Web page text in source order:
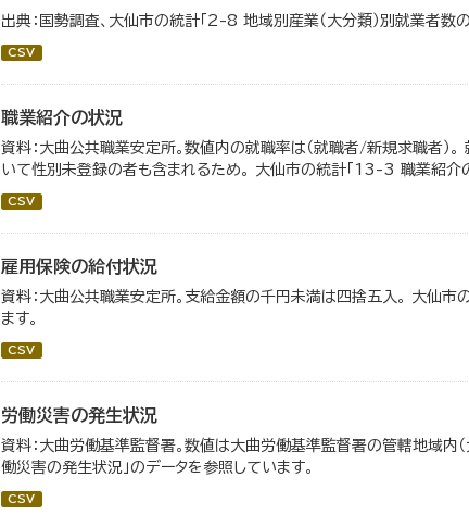
出典：国勢調査、大仙市の統計「2-8 地域別産業（大分類）別就業者数の
CSV
職業紹介の状況
資料：大曲公共職業安定所。数値内の就職率は（就職者/新規求職者）
いて性別未登録の者も含まれるため。 大仙市の統計「13-3 職業紹介の
CSV
雇用保険の給付状況
資料：大曲公共職業安定所。支給金額の千円未満は四捨五入。 大仙市
ます。
CSV
労働災害の発生状況
資料：大曲労働基準監督署。数値は大曲労働基準監督署の管轄地域内（
働災害の発生状況」のデータを参照しています。
CSV